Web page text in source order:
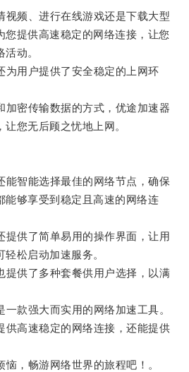
频、进行在线游戏还是下载大型
您提供高速稳定的网络连接，让您
动。
用户提供了安全稳定的上网环
密传输数据的方式，优途加速器
您无后顾之忧地上网。
智能选择最佳的网络节点，确保
能够享受到稳定且高速的网络连
供了简单易用的操作界面，让用
松启动加速服务。
供了多种套餐供用户选择，以满
款强大而实用的网络加速工具。
高速稳定的网络连接，还能提供
，畅游网络世界的旅程吧！。